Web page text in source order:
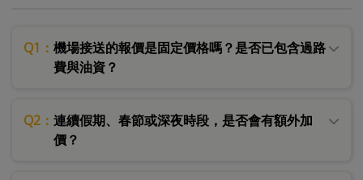
Q1： 機場接送的報價是固定價格嗎？是否已包含過路
費與油資？
Q2： 連續假期、春節或深夜時段，是否會有額外加
價？